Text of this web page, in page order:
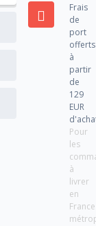
Frais
de
port
offerts
à
partir
de
129
EUR
Pour
les
à
livrer
en
France